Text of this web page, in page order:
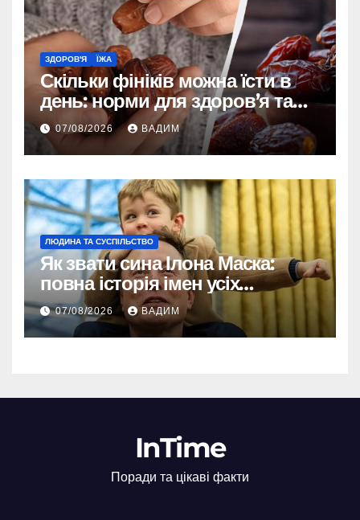
ЗДОРОВ'Я ЇЖА
Скільки фініків можна їсти в
день: норми для здоров’я та
енергії
07/08/2026 ВАДИМ
ЛЮДИНА ТА СУСПІЛЬСТВО
Як звати сина Ілона Маска:
повна історія імен усіх
хлопчиків мільярдера
07/08/2026 ВАДИМ
InTime
Поради та цікаві факти